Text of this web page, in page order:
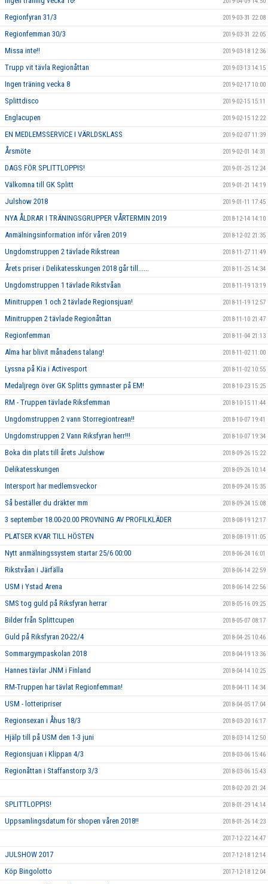
Regionfyran 31/3 2019-03-31 22:08
Regionfemman 30/3 2019-03-31 22:05
Missa inte!! 2019-03-18 12:36
Trupp vit tävla Regionåttan 2019-03-13 14:15
Ingen träning vecka 8 2019-02-17 10:00
Splittdisco 2019-02-15 15:11
Englacupen 2019-02-15 12:22
EN MEDLEMSSERVICE I VÄRLDSKLASS 2019-02-07 11:39
Årsmöte 2019-02-01 14:31
DAGS FÖR SPLITTLOPPIS! 2019-01-25 12:24
Välkomna till GK Splitt 2019-01-21 14:19
Julshow 2018 2019-01-11 17:45
NYA ÅLDRAR I TRÄNINGSGRUPPER VÅRTERMIN 2019 2018-12-14 14:10
Anmälningsinformation inför våren 2019 2018-12-02 21:35
Ungdomstruppen 2 tävlade Rikstrean 2018-11-27 11:49
Årets priser i Delikatesskungen 2018 går till...... 2018-11-25 14:34
Ungdomstruppen 1 tävlade Rikstvåan 2018-11-19 13:19
Minitruppen 1 och 2 tävlade Regionsjuan! 2018-11-19 12:57
Minitruppen 2 tävlade Regionåttan 2018-11-10 21:47
Regionfemman 2018-11-04 21:13
Alma har blivit månadens talang! 2018-11-02 11:00
Lyssna på Kia i Activesport 2018-11-02 10:55
Medaljregn över GK Splitts gymnaster på EM! 2018-10-23 15:25
RM - Truppen tävlade Riksfemman 2018-10-15 11:44
Ungdomstruppen 2 vann Storregiontrean!! 2018-10-07 19:41
Ungdomstruppen 2 Vann Riksfyran herr!!! 2018-10-07 19:34
Boka din plats till årets Julshow 2018-09-26 15:22
Delikatesskungen 2018-09-26 10:14
Intersport har medlemsveckor 2018-09-24 15:35
Så beställer du dräkter mm 2018-09-24 15:08
3 september 18.00-20.00 PROVNING AV PROFILKLÄDER 2018-08-19 12:17
PLATSER KVAR TILL HÖSTEN 2018-08-19 11:05
Nytt anmälningssystem startar 25/6 00:00 2018-06-24 16:01
Rikstvåan i Järfälla 2018-06-14 22:59
USM i Ystad Arena 2018-06-14 22:56
SMS tog guld på Riksfyran herrar 2018-05-16 09:25
Bilder från Splittcupen 2018-05-07 08:17
Guld på Riksfyran 20-22/4 2018-04-25 10:46
Sommargympaskolan 2018 2018-04-19 13:36
Hannes tävlar JNM i Finland 2018-04-14 10:25
RM-Truppen har tävlat Regionfemman! 2018-04-11 14:34
USM - lotteripriser 2018-04-05 17:04
Regionsexan i Åhus 18/3 2018-03-20 16:17
Hjälp till på USM den 1-3 juni 2018-03-14 12:50
Regionsjuan i Klippan 4/3 2018-03-06 15:46
Regionåttan i Staffanstorp 3/3 2018-03-06 15:43
2018-02-20 21:24
SPLITTLOPPIS! 2018-01-29 14:14
Uppsamlingsdatum för shopen våren 2018!! 2018-01-26 14:23
2017-12-22 14:47
JULSHOW 2017 2017-12-18 12:14
Köp Bingolotto 2017-12-18 12:04